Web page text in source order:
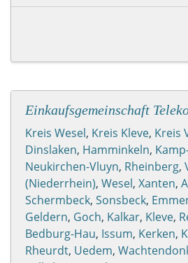
Einkaufsgemeinschaft
Kreis Wesel, Kreis Kleve, Kreis
Dinslaken, Hamminkeln,
Neukirchen-Vluyn, Rheinberg,
(Niederrhein), Wesel, Xanten,
Schermbeck, Sonsbeck,
Geldern, Goch, Kalkar, Kleve,
Bedburg-Hau, Issum, Kerken,
Rheurdt, Uedem,